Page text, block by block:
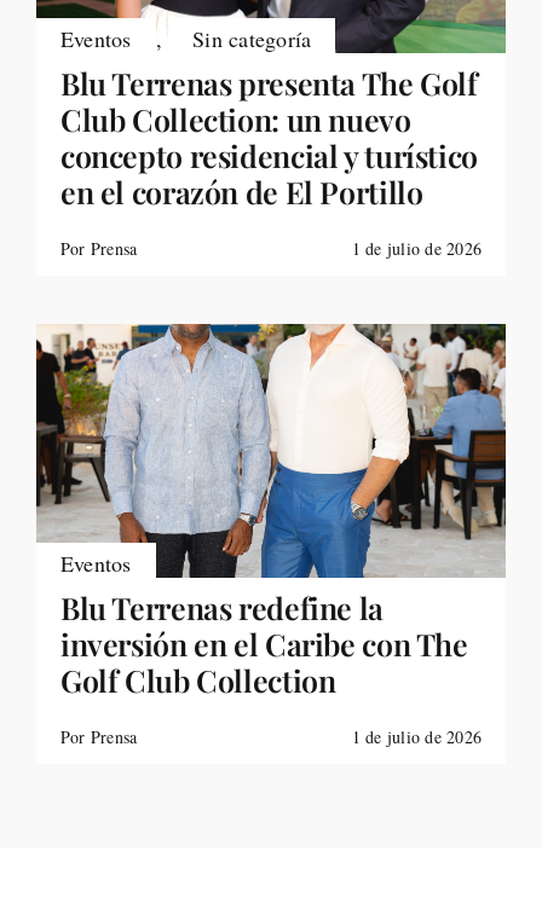
Eventos , Sin categoría
Blu Terrenas presenta The Golf
Club Collection: un nuevo
concepto residencial y turístico
en el corazón de El Portillo
Por Prensa 1 de julio de 2026
Eventos
Blu Terrenas redefine la
inversión en el Caribe con The
Golf Club Collection
Por Prensa 1 de julio de 2026